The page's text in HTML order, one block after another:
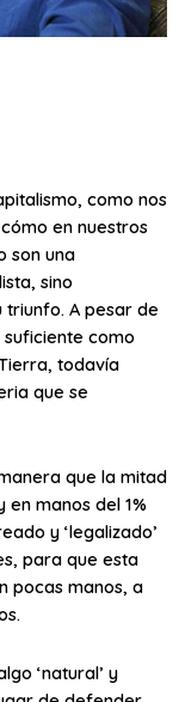
como nos
en nuestros
son una
sino
A pesar de
como
todavía
que se
que la mitad
manos del 1%
y ‘legalizado’
para que esta
pocas manos, a
‘natural’ y